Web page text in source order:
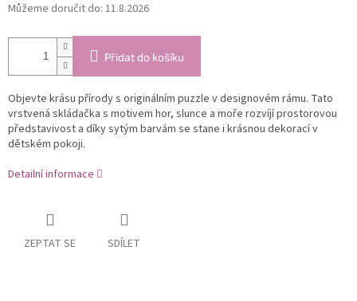
Můžeme doručit do: 11.8.2026
Přidat do košíku
Objevte krásu přírody s originálním puzzle v designovém rámu. Tato
vrstvená skládačka s motivem hor, slunce a moře rozvíjí prostorovou
představivost a díky sytým barvám se stane i krásnou dekorací v
dětském pokoji.
Detailní informace
ZEPTAT SE SDÍLET